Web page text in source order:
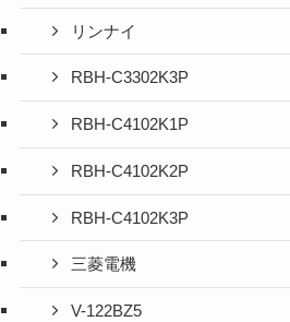
リンナイ
RBH-C3302K3P
RBH-C4102K1P
RBH-C4102K2P
RBH-C4102K3P
三菱電機
V-122BZ5